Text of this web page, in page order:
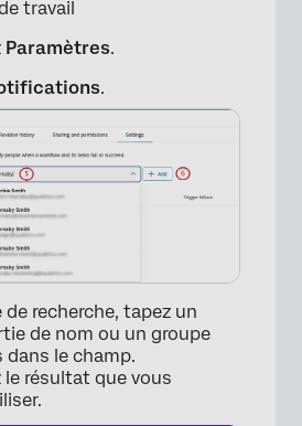
travail
Paramètres.
.
de recherche, tapez un
de nom ou un groupe
dans le champ.
le résultat que vous